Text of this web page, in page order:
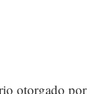
otorgado por